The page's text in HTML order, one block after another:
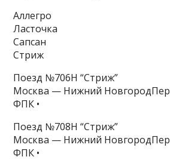
Аллегро
Ласточка
Сапсан
Стриж
Поезд №706Н “Стриж”
Москва — Нижний
ФПК •
Поезд №708Н “Стриж”
Москва — Нижний
ФПК •